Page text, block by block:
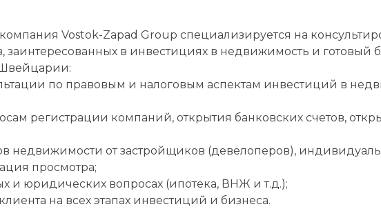
Vostok-Zapad Group специализируется на
заинтересованных в инвестициях в недвижимость и готовый
по правовым и налоговым аспектам инвестиций в
регистрации компаний, открытия банковских счетов,
недвижимости от застройщиков (девелоперов),
просмотра;
и юридических вопросах (ипотека, ВНЖ и т.д.);
на всех этапах инвестиций и бизнеса.